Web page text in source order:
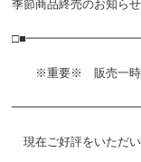
季節商品終売のお知らせ
※重要※ 販売一時
現在ご好評をいただい